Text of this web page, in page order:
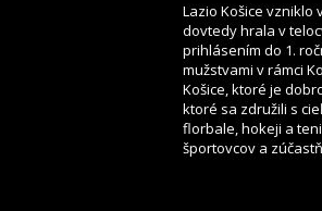
Lazio Košice vzniklo
dovtedy hrala v
prihlásením do 1.
mužstvami v rámci
Košice, ktoré je
ktoré sa združili s
florbale, hokeji a
športovcov a